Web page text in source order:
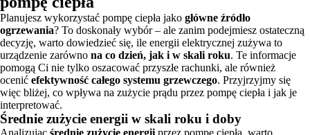
Planujesz wykorzystać pompę ciepła jako główne źródło
ogrzewania? To doskonały wybór – ale zanim podejmiesz ostateczną
decyzję, warto dowiedzieć się, ile energii elektrycznej zużywa to
urządzenie zarówno na co dzień, jak i w skali roku. Te informacje
pomogą Ci nie tylko oszacować przyszłe rachunki, ale również
ocenić efektywność całego systemu grzewczego. Przyjrzyjmy się
więc bliżej, co wpływa na zużycie prądu przez pompę ciepła i jak je
interpretować.
Średnie zużycie energii w skali roku i doby
Analizując średnie zużycie energii przez pompę ciepła, warto